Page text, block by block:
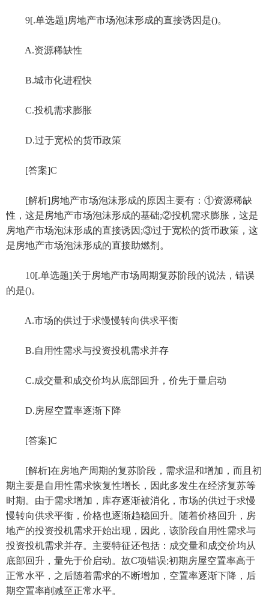
9[.单选题]房地产市场泡沫形成的直接诱因是()。
A.资源稀缺性
B.城市化进程快
C.投机需求膨胀
D.过于宽松的货币政策
[答案]C
[解析]房地产市场泡沫形成的原因主要有：①资源稀缺
性，这是房地产市场泡沫形成的基础;②投机需求膨胀，这是
房地产市场泡沫形成的直接诱因;③过于宽松的货币政策，这
是房地产市场泡沫形成的直接助燃剂。
10[.单选题]关于房地产市场周期复苏阶段的说法，错误
的是()。
A.市场的供过于求慢慢转向供求平衡
B.自用性需求与投资投机需求并存
C.成交量和成交价均从底部回升，价先于量启动
D.房屋空置率逐渐下降
[答案]C
[解析]在房地产周期的复苏阶段，需求温和增加，而且初
期主要是自用性需求恢复性增长，因此多发生在经济复苏等
时期。由于需求增加，库存逐渐被消化，市场的供过于求慢
慢转向供求平衡，价格也逐渐趋稳回升。随着价格回升，房
地产的投资投机需求开始出现，因此，该阶段自用性需求与
投资投机需求并存。主要特征还包括：成交量和成交价均从
底部回升，量先于价启动。故C项错误;初期房屋空置率高于
正常水平，之后随着需求的不断增加，空置率逐渐下降，后
期空置率削减至正常水平。